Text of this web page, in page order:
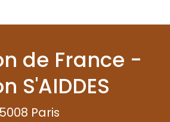
de France -
S'AIDDES
Paris